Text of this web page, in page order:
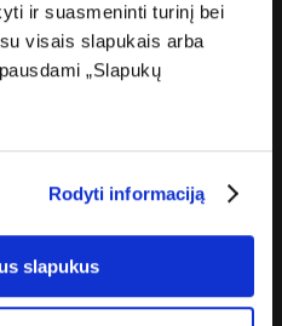
ir suasmeninti turinį bei
visais slapukais arba
„Slapukų
Rodyti informaciją
slapukus